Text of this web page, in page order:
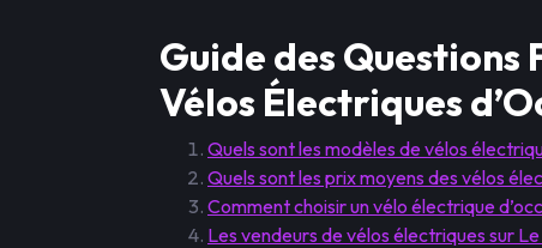
Guide des Questions
Vélos Électriques
Quels sont les modèles de vélos
Quels sont les prix moyens des vélos
Comment choisir un vélo électrique
Les vendeurs de vélos électriques sur